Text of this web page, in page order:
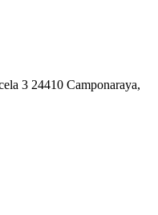
3 24410 Camponaraya,